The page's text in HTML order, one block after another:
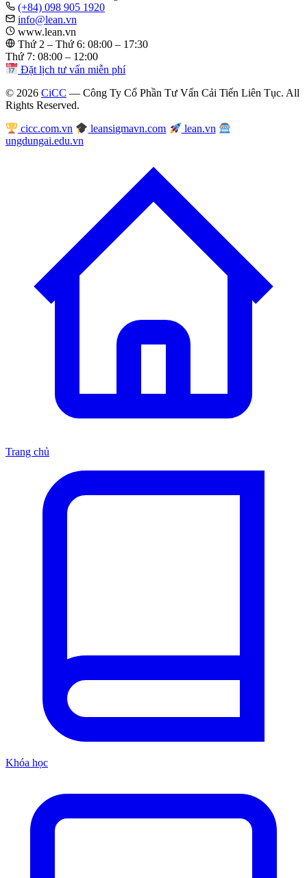
(+84) 098 905 1920
info@lean.vn
www.lean.vn
Thứ 2 – Thứ 6: 08:00 – 17:30
Thứ 7: 08:00 – 12:00
Đặt lịch tư vấn miễn phí
© 2026 CiCC — Công Ty Cổ Phần Tư Vấn Cải Tiến Liên Tục. All
Rights Reserved.
cicc.com.vn leansigmavn.com
lean.vn
ungdungai.edu.vn
Trang chủ
Khóa học